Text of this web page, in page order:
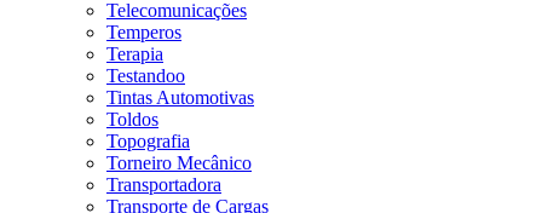
Telecomunicações
Temperos
Terapia
Testandoo
Tintas Automotivas
Toldos
Topografia
Torneiro Mecânico
Transportadora
Transporte de Cargas